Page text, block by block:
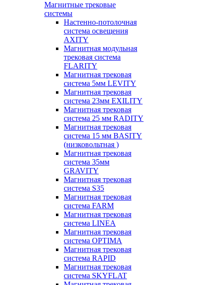
Магнитные трековые
системы
Настенно-потолочная
система освещения
AXITY
Магнитная модульная
трековая система
FLARITY
Магнитная трековая
система 5мм LEVITY
Магнитная трековая
система 23мм EXILITY
Магнитная трековая
система 25 мм RADITY
Магнитная трековая
система 15 мм BASITY
(низковольтная )
Магнитная трековая
система 35мм
GRAVITY
Магнитная трековая
система S35
Магнитная трековая
система FARM
Магнитная трековая
система LINEA
Магнитная трековая
система OPTIMA
Магнитная трековая
система RAPID
Магнитная трековая
система SKYFLAT